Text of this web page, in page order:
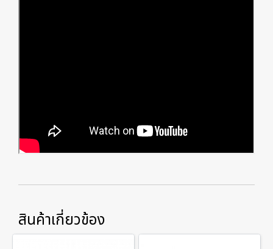
สินค้าเกี่ยวข้อง